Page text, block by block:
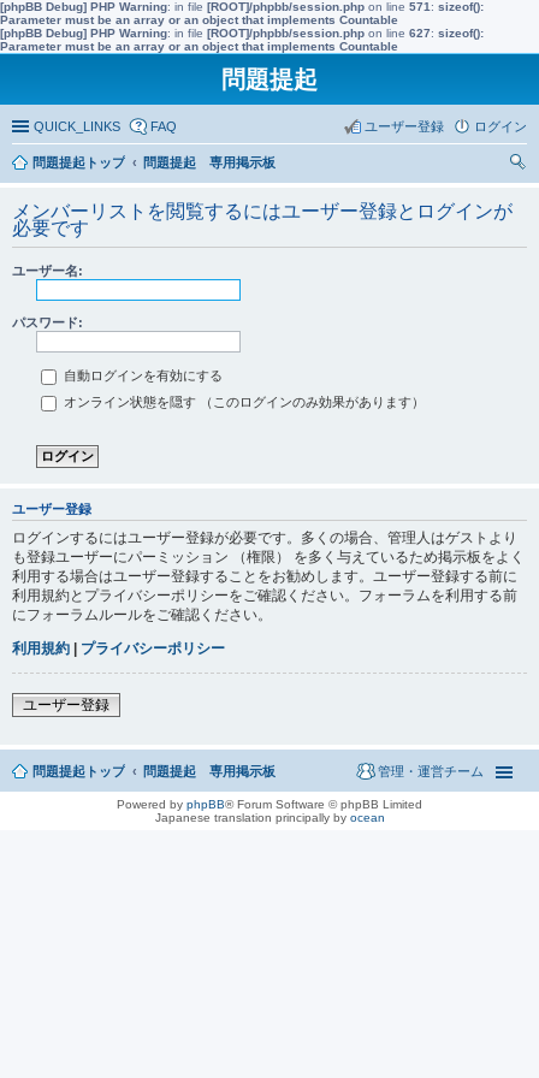
[phpBB Debug] PHP Warning: in file [ROOT]/phpbb/session.php on line 571 : sizeof():
Parameter must be an array or an object that implements Countable
[phpBB Debug] PHP Warning: in file [ROOT]/phpbb/session.php on line 627: sizeof():
Parameter must be an array or an object that implements Countable
問題提起
QUICK_LINKS FAQ ログイン
ユーザー登録
問題提起トップ
問題提起 専用掲示板
メンバーリストを閲覧するにはユーザー登録とログインが
必要です
ユーザー名:
パスワード:
自動ログインを有効にする
オンライン状態を隠す （このログインのみ効果があります）
ユーザー登録
ログインするにはユーザー登録が必要です。多くの場合、管理人はゲストより
も登録ユーザーにパーミッション （権限） を多く与えているため掲示板をよく
利用する場合はユーザー登録することをお勧めします。ユーザー登録する前に
利用規約とプライバシーポリシーをご確認ください。フォーラムを利用する前
にフォーラムルールをご確認ください。
利用規約 | プライバシーポリシー
ユーザー登録
問題提起トップ 問題提起 専用掲示板 管理・運営チーム
Powered by phpBB® Forum Software © phpBB Limited
Japanese translation principally by ocean